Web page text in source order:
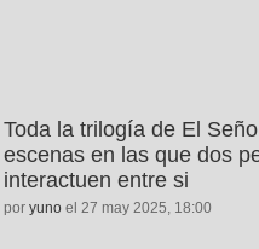
Toda la trilogía de El
escenas en las que dos
interactuen entre si
por yuno el 27 may 2025, 18:00